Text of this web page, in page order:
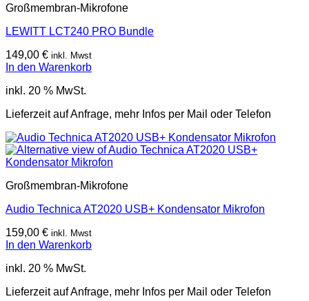
Großmembran-Mikrofone
LEWITT LCT240 PRO Bundle
149,00 € inkl. Mwst
In den Warenkorb
inkl. 20 % MwSt.
Lieferzeit auf Anfrage, mehr Infos per Mail oder Telefon
Großmembran-Mikrofone
Audio Technica AT2020 USB+ Kondensator Mikrofon
159,00 € inkl. Mwst
In den Warenkorb
inkl. 20 % MwSt.
Lieferzeit auf Anfrage, mehr Infos per Mail oder Telefon